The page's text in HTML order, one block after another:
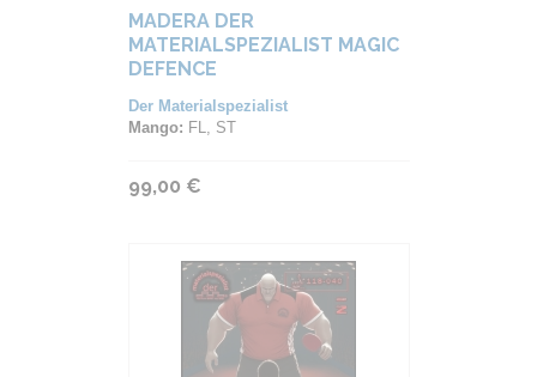
MADERA DER
MATERIALSPEZIALIST MAGIC
DEFENCE
Der Materialspezialist
Mango: FL, ST
99,00 €